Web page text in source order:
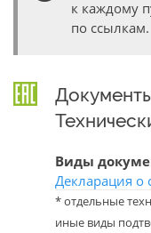
к каждому
по ссылкам.
Виды
Декларация о
* отдельные
иные виды